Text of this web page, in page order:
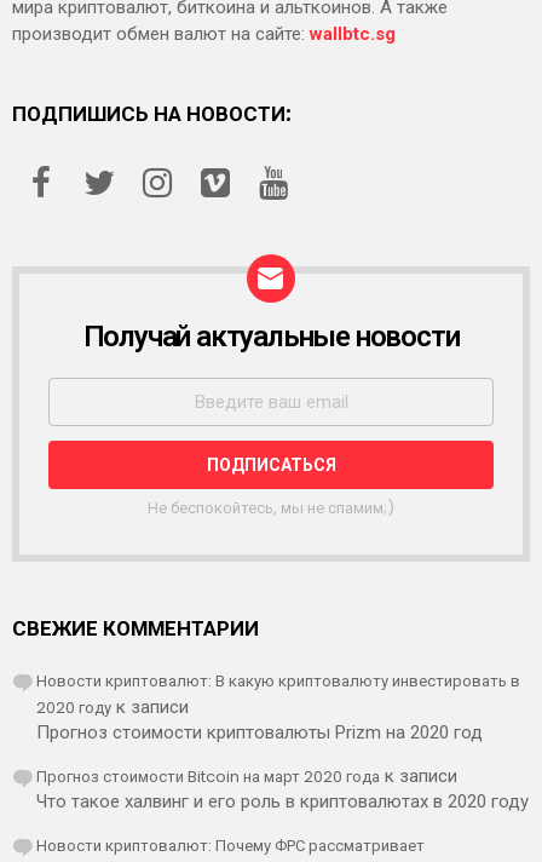
мира криптовалют, биткоина и альткоинов. А также
производит обмен валют на сайте:wallbtc.sg
ПОДПИШИСЬ НА НОВОСТИ:
С
Ы
Л
К
Получай актуальные новости
Не беспокойтесь, мы не спамим;)
СВЕЖИЕ КОММЕНТАРИИ
Новости криптовалют: В какую криптовалюту инвестировать в
2020 году к записи
Прогноз стоимости криптовалюты Prizm на 2020 год
Прогноз стоимости Bitcoin на март 2020 года к записи
Что такое халвинг и его роль в криптовалютах в 2020 году
Новости криптовалют: Почему ФРС рассматривает